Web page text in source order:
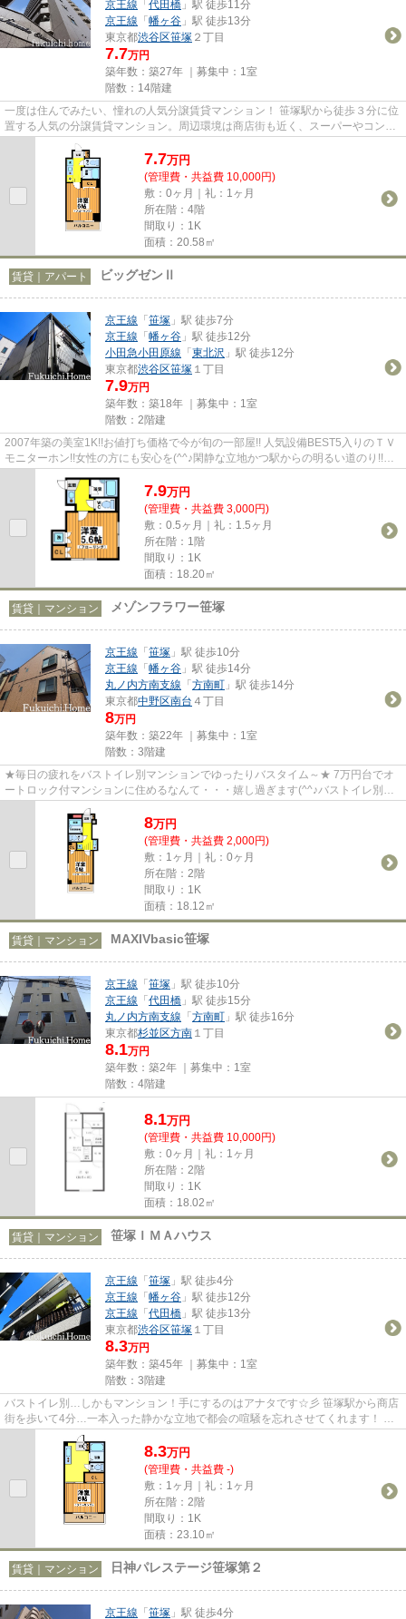
京王線 「 代田橋 」駅 徒歩11分
京王線 「幡ヶ谷 」駅 徒歩13分
東京都渋谷区笹塚 ２丁目
7.7万円
築年数：築27年 ｜募集中： 1室
階数：14階建
一度は住んでみたい、憧れの人気分譲賃貸マンション！ 笹塚駅から徒歩３分に位
置する人気の分譲賃貸マンション。周辺環境は商店街も近く、スーパーやコンビ
ニが近いのでとっても便利。...
7.7万円
(管理費・共益費 10,000円)
敷：0ヶ月｜礼：1ヶ月
所在階：4階
間取り：1K
面積：20.58㎡
賃貸｜アパート ビッグゼンⅡ
京王線 「笹塚 」駅 徒歩7分
京王線 「幡ヶ谷 」駅 徒歩12分
小田急小田原線 「東北沢 」駅 徒歩12分
東京都渋谷区笹塚 １丁目
7.9万円
築年数：築18年 ｜募集中： 1室
階数：2階建
2007年築の美室1K!!お値打ち価格で今が旬の一部屋!! 人気設備BEST5入りのＴＶ
モニターホン!!女性の方にも安心を(^^♪閑静な立地かつ駅からの明るい道のり!!バ
ランスのとれた一部屋をあ...
7.9万円
(管理費・共益費 3,000円)
敷：0.5ヶ月｜礼：1.5ヶ月
所在階：1階
間取り：1K
面積：18.20㎡
賃貸｜マンション メゾンフラワー笹塚
京王線 「笹塚 」駅 徒歩10分
京王線 「幡ヶ谷 」駅 徒歩14分
丸ノ内方南支線 「方南町 」駅 徒歩14分
東京都中野区南台 ４丁目
8万円
築年数：築22年 ｜募集中： 1室
階数：3階建
★毎日の疲れをバストイレ別マンションでゆったりバスタイム～★ 7万円台でオ
ートロック付マンションに住めるなんて・・・嬉し過ぎます(^^♪バストイレ別・
浴室乾燥機・TVドアホン付の特...
8万円
(管理費・共益費 2,000円)
敷：1ヶ月｜礼：0ヶ月
所在階：2階
間取り：1K
面積：18.12㎡
賃貸｜マンション MAXIVbasic笹塚
京王線 「笹塚 」駅 徒歩10分
京王線 「代田橋 」駅 徒歩15分
丸ノ内方南支線 「方南町 」駅 徒歩16分
東京都杉並区方南 １丁目
8.1万円
築年数：築2年 ｜募集中： 1室
階数：4階建
8.1万円
(管理費・共益費 10,000円)
敷：0ヶ月｜礼：1ヶ月
所在階：2階
間取り：1K
面積：18.02㎡
賃貸｜マンション 笹塚ＩＭＡハウス
京王線 「笹塚 」駅 徒歩4分
京王線 「幡ヶ谷 」駅 徒歩12分
京王線 「代田橋 」駅 徒歩13分
東京都渋谷区笹塚 １丁目
8.3万円
築年数：築45年 ｜募集中： 1室
階数：3階建
バストイレ別…しかもマンション！手にするのはアナタです☆彡 笹塚駅から商店
街を歩いて4分…一本入った静かな立地で都会の喧騒を忘れさせてくれます！ 広
いキッチンスペースで料理も楽...
8.3万円
(管理費・共益費 -)
敷：1ヶ月｜礼：1ヶ月
所在階：2階
間取り：1K
面積：23.10㎡
賃貸｜マンション 日神パレステージ笹塚第２
京王線 「笹塚 」駅 徒歩4分